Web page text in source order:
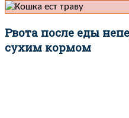
Рвота после еды
сухим кормом